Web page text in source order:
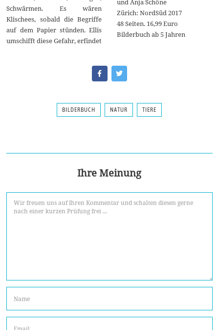
Schwärmen. Es wären
Klischees, sobald die Begriffe
auf dem Papier stünden. Ellis
umschifft diese Gefahr, erfindet
Zürich: NordSüd 2017
48 Seiten. 16,99 Euro
Bilderbuch ab 5 Jahren
BILDERBUCH NATUR TIERE
Ihre Meinung